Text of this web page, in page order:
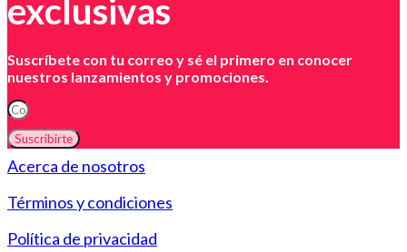
exclusivas
Suscríbete con tu correo y sé el primero en conocer
nuestros lanzamientos y promociones.
Suscribirte
Acerca de nosotros
Términos y condiciones
Política de privacidad